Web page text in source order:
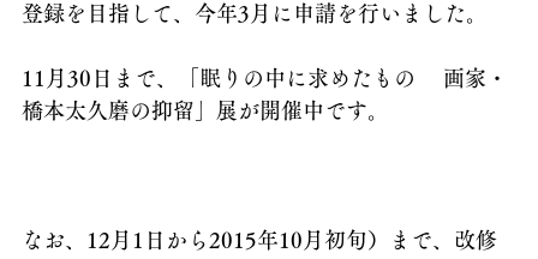
登録を目指して、今年3月に申請を行いました。
11月30日まで、「眠りの中に求めたもの 　画家・
橋本太久磨の抑留」展が開催中です。
なお、12月1日から 2015年10月初旬）まで、改修